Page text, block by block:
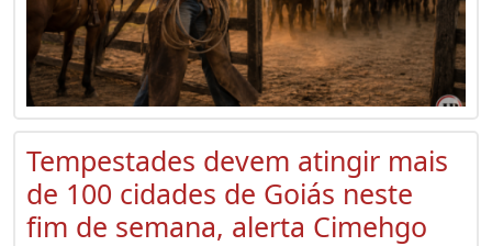
Tempestades devem atingir mais
de 100 cidades de Goiás neste
fim de semana, alerta Cimehgo